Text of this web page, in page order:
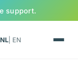
support.
NL| EN